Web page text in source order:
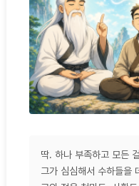
딱. 하나 부족하고 모든
그가 심심해서 수하들을